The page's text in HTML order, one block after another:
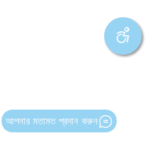
আপনার মতামত প্রদান করুন